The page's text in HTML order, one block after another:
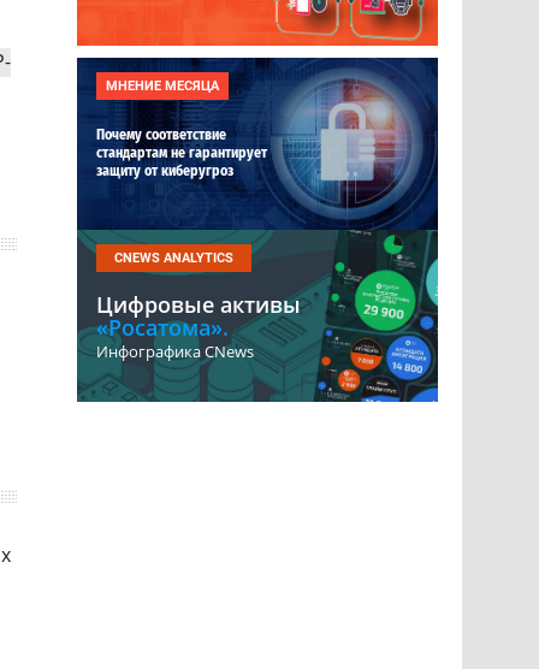
МНЕНИЕ МЕСЯЦА
Почему соответствие
стандартам не гарантирует
защиту от киберугроз
CNEWS ANALYTICS
Цифровые активы
«Росатома».
Инфографика CNews